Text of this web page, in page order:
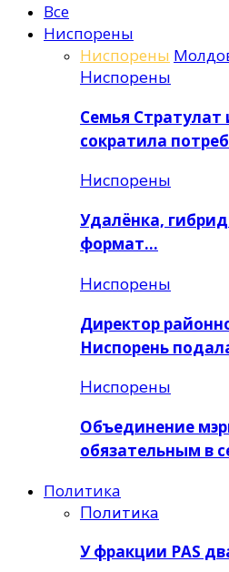
Все
Ниспорены
Ниспорены
Ниспорены
Семья
сократила
Ниспорены
Удалёнка,
формат…
Ниспорены
Директор
Ниспорень
Ниспорены
Объединение
обязательным в
Политика
Политика
У фракции PAS